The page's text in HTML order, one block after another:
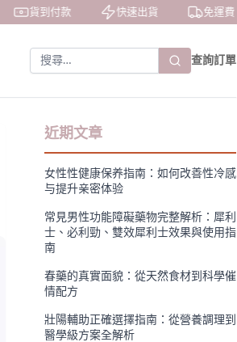
貨到付款 快速出貨 免運費
查詢訂單
近期文章
女性性健康保养指南：如何改善性冷感
与提升亲密体验
常見男性功能障礙藥物完整解析：犀利
士、必利勁、雙效犀利士效果與使用指
南
春藥的真實面貌：從天然食材到科學催
情配方
壯陽輔助正確選擇指南：從營養調理到
醫學級方案全解析